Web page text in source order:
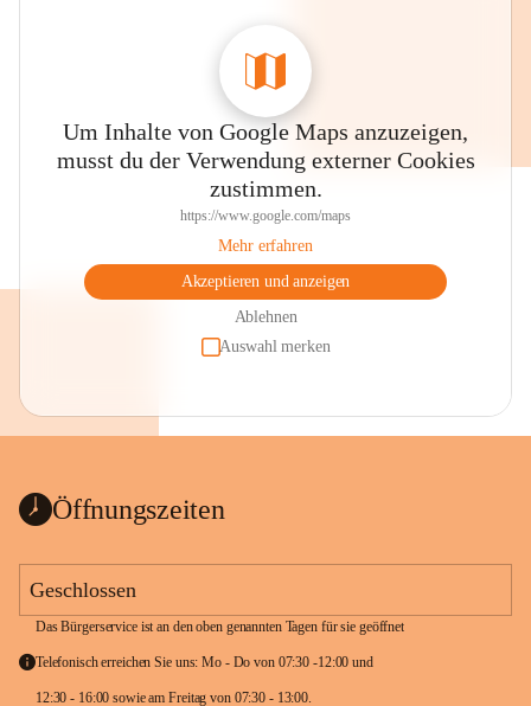
Um Inhalte von Google Maps anzuzeigen,
musst du der Verwendung externer Cookies
zustimmen.
https://www.google.com/maps
Mehr erfahren
Akzeptieren und anzeigen
Ablehnen
Auswahl merken
Öffnungszeiten
Geschlossen
Das Bürgerservice ist an den oben genannten Tagen für sie geöffnet
Telefonisch erreichen Sie uns: Mo - Do von 07:30 -12:00 und